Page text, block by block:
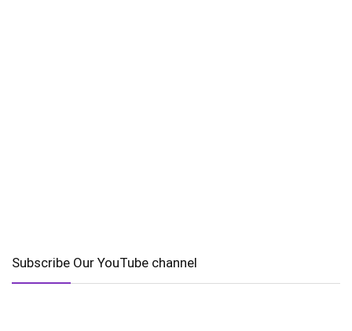
Subscribe Our YouTube channel